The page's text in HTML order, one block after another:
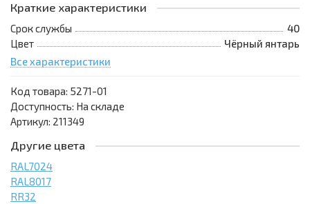
Краткие характеристики
Срок службы
40
Цвет
Чёрный янтарь
Все характеристики
Код товара: 5271-01
Доступность: На складе
Артикул: 211349
Другие цвета
RAL7024
RAL8017
RR32